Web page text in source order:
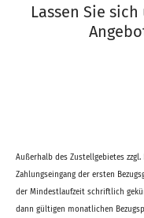
Lassen Sie
Außerhalb des Zustellgebietes
Zahlungseingang der ersten
der Mindestlaufzeit schriftlich
dann gültigen monatlichen